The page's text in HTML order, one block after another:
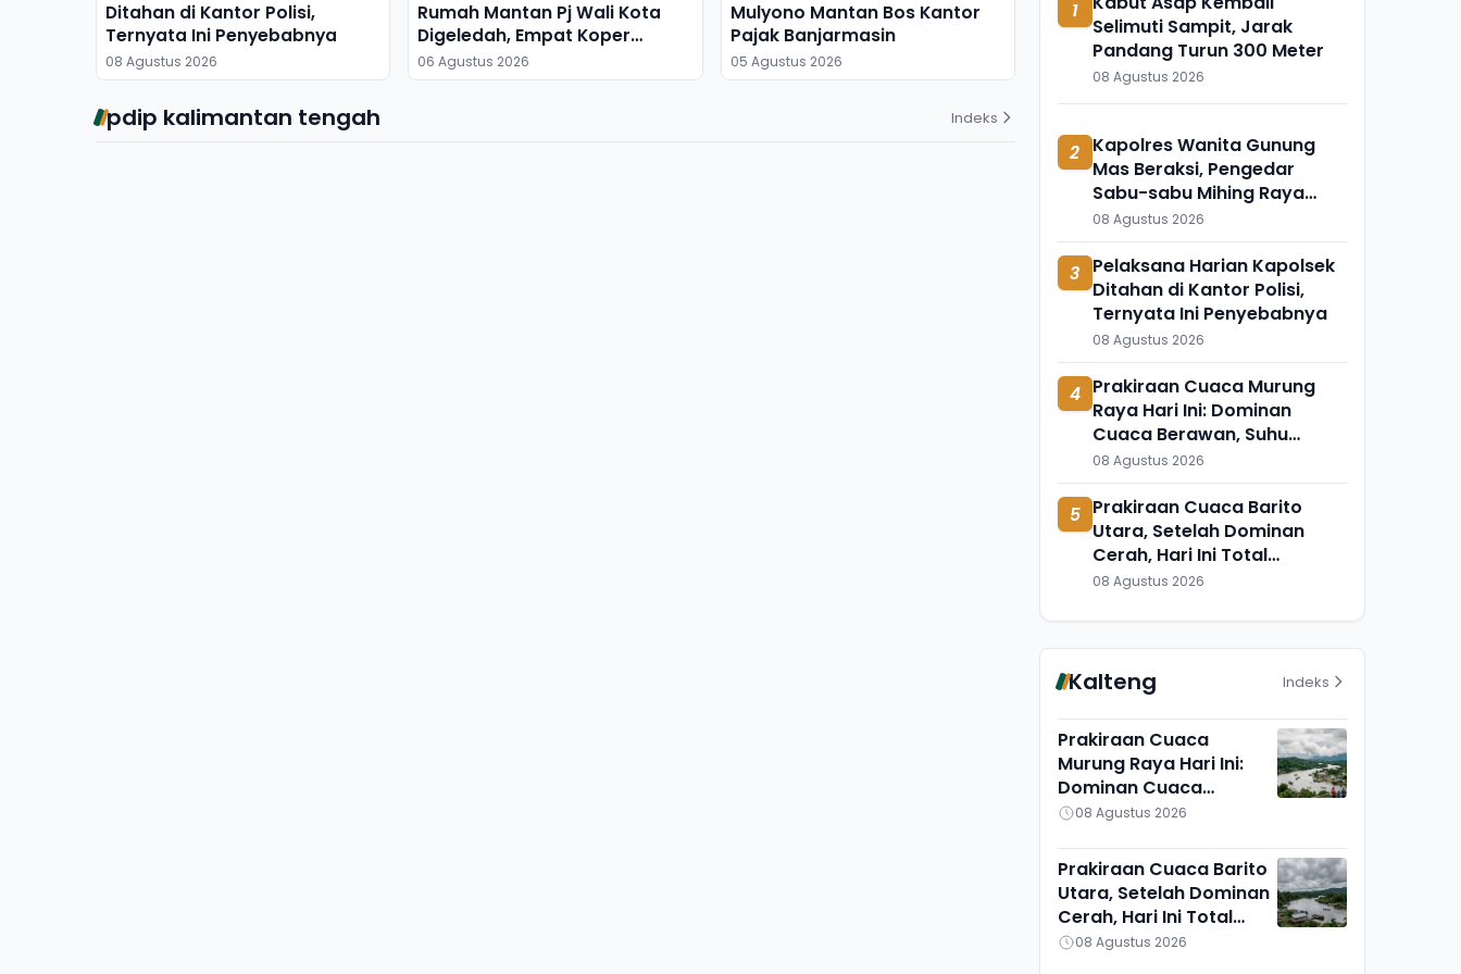
Ditahan di Kantor Polisi,
Ternyata Ini Penyebabnya
08 Agustus 2026
Rumah Mantan Pj Wali Kota
Digeledah, Empat Koper
Dibawa
06 Agustus 2026
Mulyono Mantan Bos Kantor
Pajak Banjarmasin
05 Agustus 2026
Ngaji Cabuli Pelajar Dicokok
Polres Sukabumi di Banten
03 Agustus 2026
pdip kalimantan tengah Indeks
1
Selimuti Sampit, Jarak
Pandang Turun 300 Meter
08 Agustus 2026
2 Kapolres Wanita Gunung
Mas Beraksi, Pengedar
Sabu-sabu Mihing Raya
Diringkus di Barak
08 Agustus 2026
3 Pelaksana Harian Kapolsek
Ditahan di Kantor Polisi,
Ternyata Ini Penyebabnya
08 Agustus 2026
4 Prakiraan Cuaca Murung
Raya Hari Ini: Dominan
Cuaca Berawan, Suhu
Udara Ikut Turun
08 Agustus 2026
5 Prakiraan Cuaca Barito
Utara, Setelah Dominan
Cerah, Hari Ini Total
Berawan, Suhu Udara Pun
08 Agustus 2026
Kalteng Indeks
Prakiraan Cuaca
Murung Raya Hari Ini:
Dominan Cuaca
Berawan, Suhu Udara
08 Agustus 2026
Prakiraan Cuaca Barito
Utara, Setelah Dominan
Cerah, Hari Ini Total
Berawan, Suhu Udara
08 Agustus 2026